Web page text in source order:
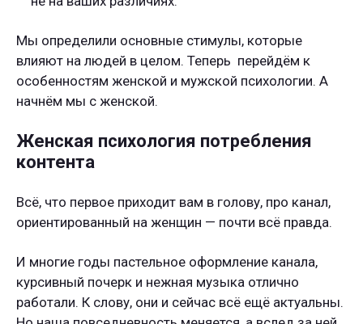
Мы определили основные стимулы, которые
влияют на людей в целом. Теперь перейдём к
особенностям женской и мужской психологии. А
начнём мы с женской.
Женская психология потребления
контента
Всё, что первое приходит вам в голову, про канал,
ориентированный на женщин — почти всё правда.
И многие годы пастельное оформление канала,
курсивный почерк и нежная музыка отлично
работали. К слову, они и сейчас всё ещё актуальны.